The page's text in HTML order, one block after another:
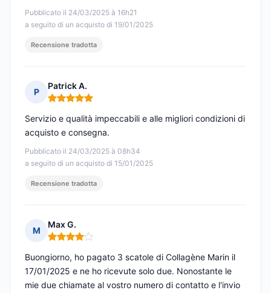
Pubblicato il 24/03/2025 à 16h21
a seguito di un acquisto di 19/01/2025
Recensione tradotta
P
Patrick A.
Nota: 5 su 5
Pubblicato il 24/03/2025 à 08h34
a seguito di un acquisto di 15/01/2025
Servizio e qualità impeccabili e alle migliori condizioni di
acquisto e consegna.
Recensione tradotta
M
Max G.
Nota: 4 su 5
Buongiorno, ho pagato 3 scatole di Collagène Marin il
17/01/2025 e ne ho ricevute solo due. Nonostante le
mie due chiamate al vostro numero di contatto e l'invio